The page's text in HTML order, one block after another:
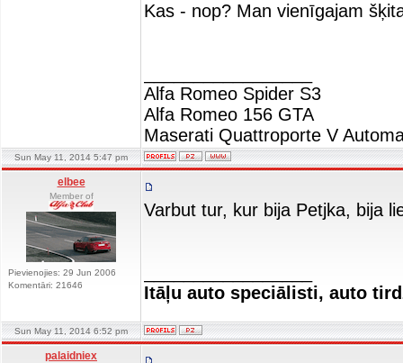
Kas - nop? Man vienīgajam
Alfa Romeo Spider S3
Alfa Romeo 156 GTA
Maserati Quattroporte V
Sun May 11, 2014 5:47 pm
elbee
Member of
Pievienojies: 29 Jun 2006
Komentāri: 21646
Varbut tur, kur bija Petjka, bija
Itāļu auto speciālisti, auto
Sun May 11, 2014 6:52 pm
palaidniex